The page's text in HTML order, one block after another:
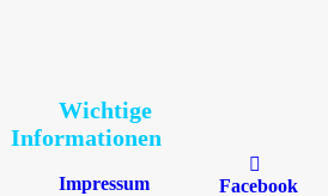
Wichtige
Informationen
Impressum
Facebook